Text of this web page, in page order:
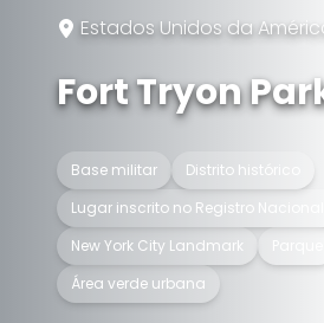
Estados Unidos da
Fort Tryon
Base militar
Distrito histórico
Lugar inscrito no Registro Nacional
New York City Landmark
Área verde urbana